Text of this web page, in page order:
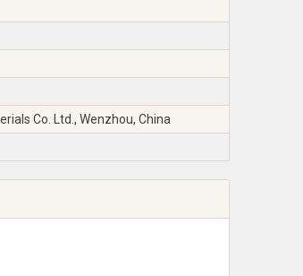
Co. Ltd., Wenzhou, China